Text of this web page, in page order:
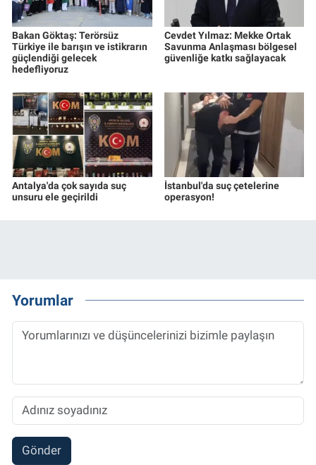
Bakan Göktaş: Terörsüz
Türkiye ile barışın ve istikrarın
güçlendiği gelecek
hedefliyoruz
Cevdet Yılmaz: Mekke Ortak
Savunma Anlaşması bölgesel
güvenliğe katkı sağlayacak
Antalya'da çok sayıda suç
unsuru ele geçirildi
İstanbul'da suç çetelerine
operasyon!
Yorumlar
Gönder